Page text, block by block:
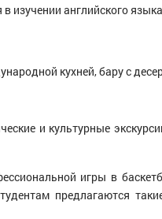
изучении английского
кухней, бару с
и культурные
игры в
предлагаются